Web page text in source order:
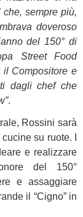
sempre più,
doveroso
del 150° di
Street Food
Compositore e
dagli chef che
.
Rossini sarà
su ruote. I
e realizzare
del 150°
e assaggiare
il “Cigno” in